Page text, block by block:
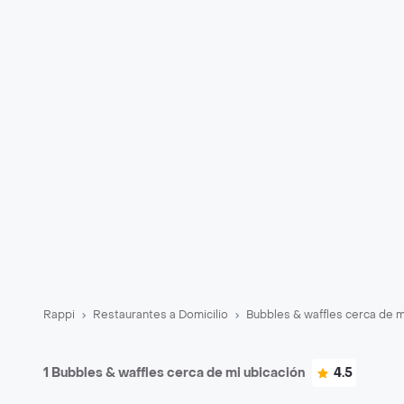
Rappi Restaurantes a Domicilio Bubbles & waffles cerca de
1 Bubbles & waffles cerca de mi ubicación 4.5